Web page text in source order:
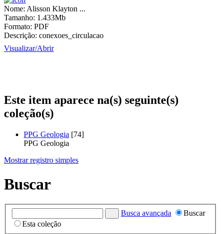
Nome: Alisson Klayton ...
Tamanho: 1.433Mb
Formato: PDF
Descrição: conexoes_circulacao
Visualizar/Abrir
Este item aparece na(s) seguinte(s)
coleção(s)
PPG Geologia [74]
PPG Geologia
Mostrar registro simples
Buscar
Busca avançada
Buscar
Esta coleção